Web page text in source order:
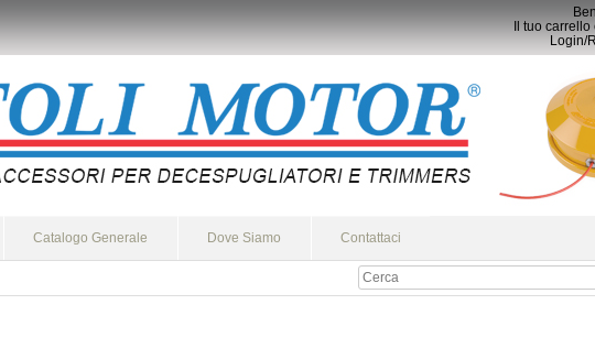
Il tuo
Login/
Catalogo Generale Dove Siamo Contattaci